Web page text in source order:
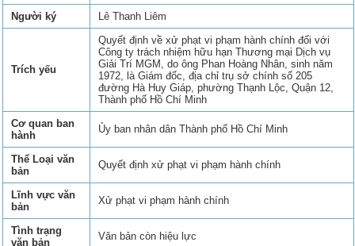
Người ký
Lê Thanh Liêm
Trích yếu
Quyết định về xử phạt vi phạm hành chính đối với
Công ty trách nhiệm hữu hạn Thương mại Dịch vụ
Giải Trí MGM, do ông Phan Hoàng Nhân, sinh năm
1972, là Giám đốc, địa chỉ trụ sở chính số 205
đường Hà Huy Giáp, phường Thạnh Lộc, Quận 12,
Thành phố Hồ Chí Minh
Cơ quan ban
hành
Ủy ban nhân dân Thành phố Hồ Chí Minh
Thể Loại văn
bản
Quyết định xử phạt vi phạm hành chính
Lĩnh vực văn
bản
Xử phạt vi phạm hành chính
Tình trạng
văn bản
Văn bản còn hiệu lực